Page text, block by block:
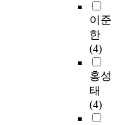
이준
한
(4)
홍성
태
(4)